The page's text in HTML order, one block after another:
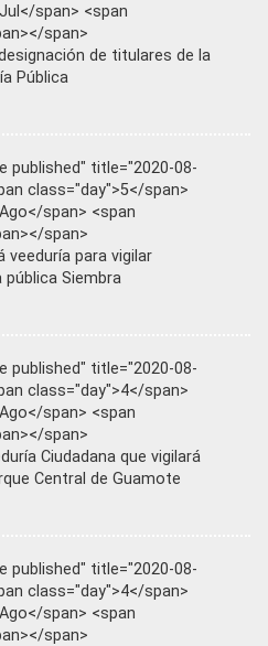
span> <span
span>
de titulares de la
Pública
published" title="2020-08-
class="day">5</span>
span> <span
span>
veeduría para vigilar
pública Siembra
published" title="2020-08-
class="day">4</span>
span> <span
span>
Ciudadana que vigilará
Central de Guamote
published" title="2020-08-
class="day">4</span>
span> <span
span>